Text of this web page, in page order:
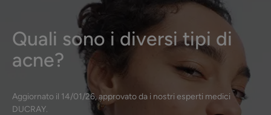
Quali sono i diversi tipi di
acne?
Aggiornato il 14/01/26, approvato da i nostri esperti medici
DUCRAY.